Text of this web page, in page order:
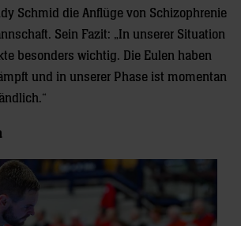
Schmid die Anflüge von Schizophrenie
Sein Fazit: „In unserer Situation
besonders wichtig. Die Eulen haben
und in unserer Phase ist momentan